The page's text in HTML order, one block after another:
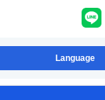
Language